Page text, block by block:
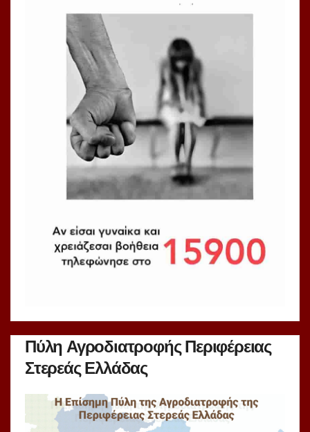
Πύλη Αγροδιατροφής Περιφέρειας
Στερεάς Ελλάδας